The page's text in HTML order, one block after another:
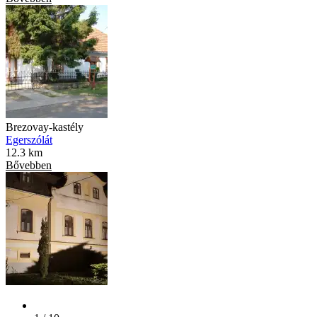
Brezovay-kastély
Egerszólát
12.3 km
Bővebben